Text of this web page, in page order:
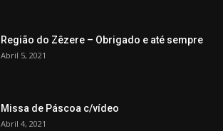
Região do Zêzere – Obrigado e até sempre
Abril 5, 2021
Missa de Páscoa c/vídeo
Abril 4, 2021